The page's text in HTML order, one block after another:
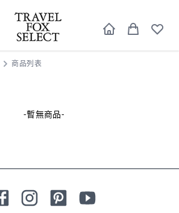
商品列表
-暫無商品-